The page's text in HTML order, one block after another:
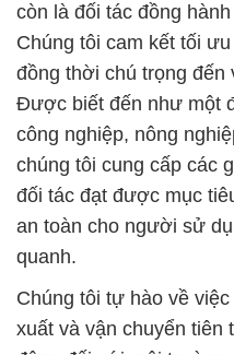
cam kết đảm bảo rằng
chúng tôi đều đạt tiêu
đáp ứng mọi yêu cầu
Đa dạng sản phẩm là
của Công ty Hóa chất
tự tin là đối tác tin cậy,
cho nhiều ngành công
khách hàng là những
trọng, và tại Đắc
đơn vị hàng đầu trong
chất lượng cao tại Việt